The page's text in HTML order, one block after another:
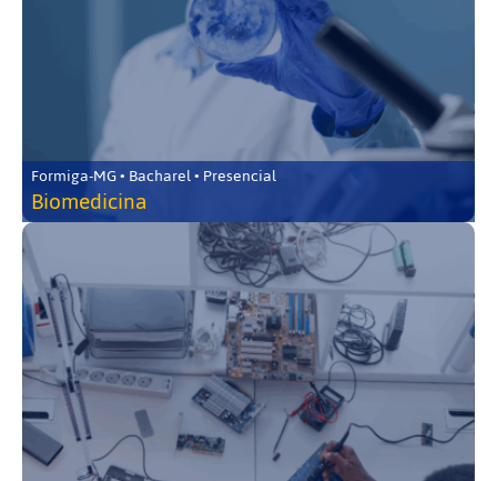
Formiga-MG • Bacharel • Presencial
Biomedicina